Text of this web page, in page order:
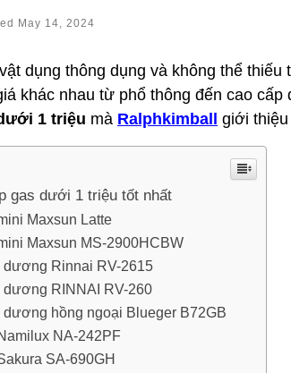
May 14, 2024
dụng thông dụng và không thể
khác nhau từ phổ thông đến cao
1 triệu mà Ralphkimball giới
gas dưới 1 triệu tốt nhất
Maxsun Latte
Maxsun MS-2900HCBW
dương Rinnai RV-2615
dương RINNAI RV-260
dương hồng ngoại Blueger B72GB
NA-242PF
SA-690GH